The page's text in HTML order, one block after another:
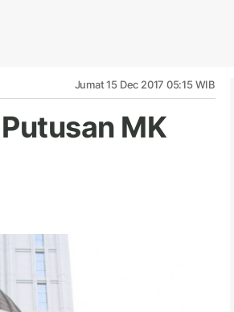
Jumat 15 Dec 2017 05:15 WIB
MK